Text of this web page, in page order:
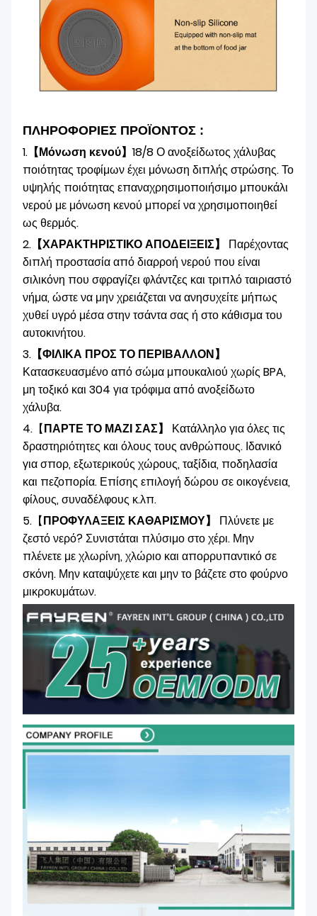
ΠΛΗΡΟΦΟΡΙΕΣ ΠΡΟΪΟΝΤΟΣ :
1. 【Μόνωση κενού】 18/8 Ο ανοξείδωτος χάλυβας
ποιότητας τροφίμων έχει μόνωση διπλής στρώσης. Το
υψηλής ποιότητας επαναχρησιμοποιήσιμο μπουκάλι
νερού με μόνωση κενού μπορεί να χρησιμοποιηθεί
ως θερμός.
2. 【ΧΑΡΑΚΤΗΡΙΣΤΙΚΟ ΑΠΟΔΕΙΞΕΙΣ】
Παρέχοντας
διπλή προστασία από διαρροή νερού που είναι
σιλικόνη που σφραγίζει φλάντζες και τριπλό ταιριαστό
νήμα, ώστε να μην χρειάζεται να ανησυχείτε μήπως
χυθεί υγρό μέσα στην τσάντα σας ή στο κάθισμα του
αυτοκινήτου.
3. 【ΦΙΛΙΚΑ ΠΡΟΣ ΤΟ ΠΕΡΙΒΑΛΛΟΝ】
Κατασκευασμένο από σώμα μπουκαλιού χωρίς BPA,
μη τοξικό και 304 για τρόφιμα από ανοξείδωτο
χάλυβα.
4.【ΠΑΡΤΕ ΤΟ ΜΑΖΙ ΣΑΣ】 Κατάλληλο για όλες τις
δραστηριότητες και όλους τους ανθρώπους. Ιδανικό
για σπορ, εξωτερικούς χώρους, ταξίδια, ποδηλασία
και πεζοπορία. Επίσης επιλογή δώρου σε οικογένεια,
φίλους, συναδέλφους κ.λπ.
5.【ΠΡΟΦΥΛΑΞΕΙΣ ΚΑΘΑΡΙΣΜΟΥ】 Πλύνετε με
ζεστό νερό? Συνιστάται πλύσιμο στο χέρι. Μην
πλένετε με χλωρίνη, χλώριο και απορρυπαντικό σε
σκόνη. Μην καταψύχετε και μην το βάζετε στο φούρνο
μικροκυμάτων.